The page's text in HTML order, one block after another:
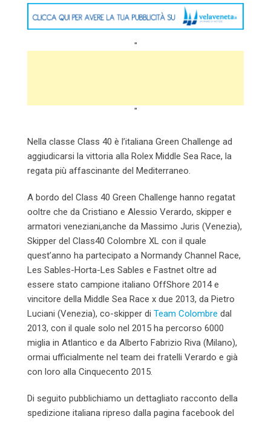
"
"
Nella classe Class 40 è l’italiana Green Challenge ad
aggiudicarsi la vittoria alla Rolex Middle Sea Race, la
regata più affascinante del Mediterraneo.
A bordo del Class 40 Green Challenge hanno regatat
ooltre che da Cristiano e Alessio Verardo, skipper e
armatori veneziani,anche da Massimo Juris (Venezia),
Skipper del Class40 Colombre XL con il quale
quest’anno ha partecipato a Normandy Channel Race,
Les Sables-Horta-Les Sables e Fastnet oltre ad
essere stato campione italiano OffShore 2014 e
vincitore della Middle Sea Race x due 2013, da Pietro
Luciani (Venezia), co-skipper di Team Colombre dal
2013, con il quale solo nel 2015 ha percorso 6000
miglia in Atlantico e da Alberto Fabrizio Riva (Milano),
ormai ufficialmente nel team dei fratelli Verardo e già
con loro alla Cinquecento 2015.
Di seguito pubblichiamo un dettagliato racconto della
spedizione italiana ripreso dalla pagina facebook del